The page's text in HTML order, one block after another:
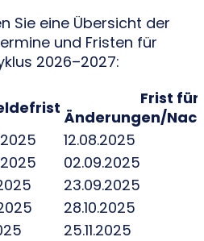
Sie eine Übersicht der
und Fristen für
2026–2027:
Frist für
Änderungen/
12.08.2025
02.09.2025
23.09.2025
28.10.2025
25.11.2025